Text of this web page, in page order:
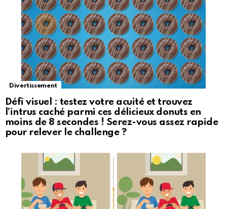
Divertissement
Défi visuel : testez votre acuité et trouvez
l’intrus caché parmi ces délicieux donuts en
moins de 8 secondes ! Serez-vous assez rapide
pour relever le challenge ?